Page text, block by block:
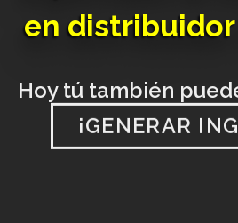
Hoy tú también